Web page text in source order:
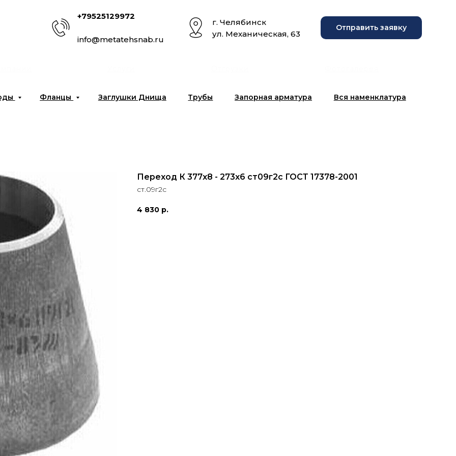
+79525129972
info@metatehsnab.ru
г. Челябинск
ул. Механическая, 63
Отправить заявку
Фланцы Заглушки Днища Трубы Запорная арматура Вся наменклатура
Переход К 377x8 - 273x6 ст09г2с ГОСТ 17378-2001
ст.09г2с
4 830 р.